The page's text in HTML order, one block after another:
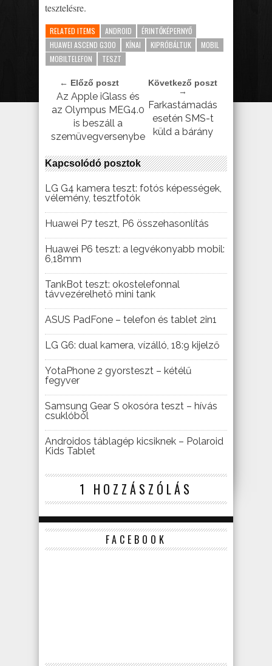
tesztelésre.
RELATED ITEMS ANDROID
ÉRINTŐKÉPERNYŐ
HUAWEI ASCEND G300
KÍNAI KIPRÓBÁLTUK
MOBIL
MOBILTELEFON
TESZT
← Előző poszt
Az Apple iGlass és
az Olympus MEG4.0
is beszáll a
szemüvegversenybe
Következő poszt
→
Farkastámadás
esetén SMS-t
küld a bárány
Kapcsolódó posztok
LG G4 kamera teszt: fotós képességek,
vélemény, tesztfotók
Huawei P7 teszt, P6 összehasonlítás
Huawei P6 teszt: a legvékonyabb mobil:
6,18mm
TankBot teszt: okostelefonnal
távvezérelhető mini tank
ASUS PadFone – telefon és tablet 2in1
LG G6: dual kamera, vízálló, 18:9 kijelző
YotaPhone 2 gyorsteszt – kétélű
fegyver
Samsung Gear S okosóra teszt – hívás
csuklóból
Androidos táblagép kicsiknek – Polaroid
Kids Tablet
1 HOZZÁSZÓLÁS
FACEBOOK